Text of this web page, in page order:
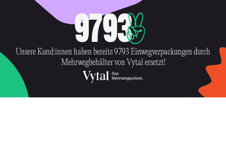
9793
Unsere Kund:innen haben bereits 9793 Einwegverpackungen durch
Mehrwegbehälter von Vytal ersetzt!